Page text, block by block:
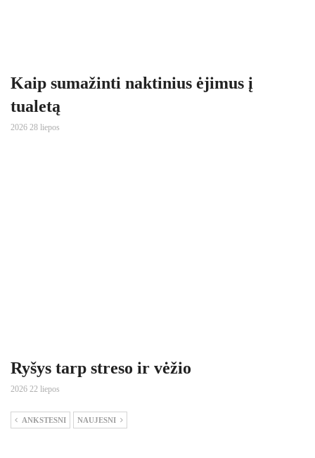
Kaip sumažinti naktinius ėjimus į
tualetą
2026 28 liepos
Ryšys tarp streso ir vėžio
2026 22 liepos
ANKSTESNI NAUJESNI